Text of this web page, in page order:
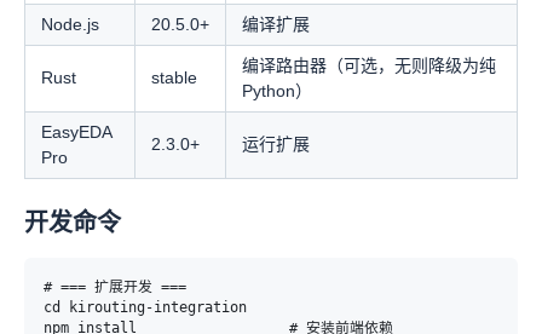
Node.js 20.5.0+ 编译扩展
Rust stable
编译路由器（可选，无则降级为纯
Python）
EasyEDA
Pro
2.3.0+ 运行扩展
开发命令
# === 扩展开发 ===
cd kirouting-integration
npm install                  # 安装前端依赖